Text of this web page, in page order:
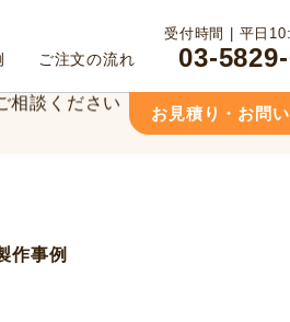
お見積り・お問
ご注文の流れ
受付時間 | 平日
03-
相談ください！
ております！
作事例